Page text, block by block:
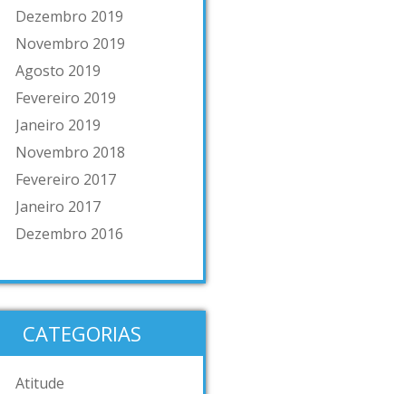
Dezembro 2019
Novembro 2019
Agosto 2019
Fevereiro 2019
Janeiro 2019
Novembro 2018
Fevereiro 2017
Janeiro 2017
Dezembro 2016
CATEGORIAS
Atitude